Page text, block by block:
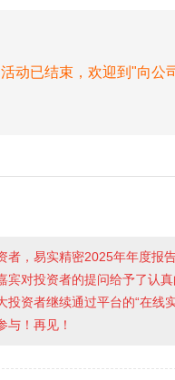
动已结束，欢迎到"向公
者，易实精密2025年年度报
宾对投资者的提问给予了认
投资者继续通过平台的“在线
与！再见！